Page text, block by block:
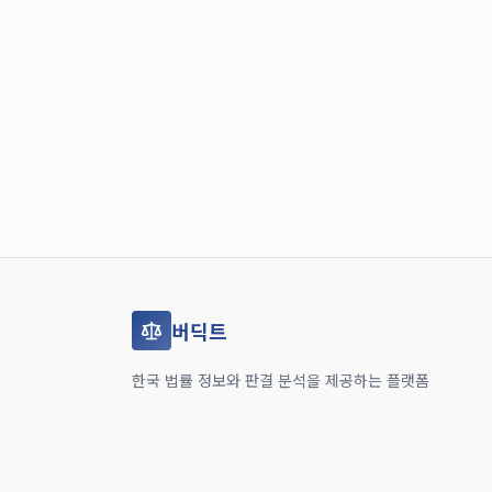
버딕트
한국 법률 정보와 판결 분석을 제공하는 플랫폼